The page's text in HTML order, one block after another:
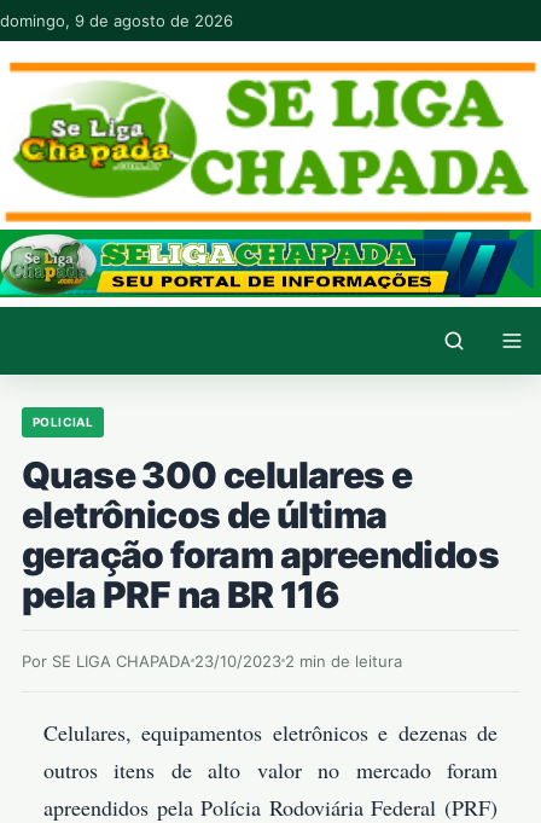
Pular para o conteúdo
domingo, 9 de agosto de 2026
POLICIAL
Quase 300 celulares e
eletrônicos de última
geração foram apreendidos
pela PRF na BR 116
Por SE LIGA CHAPADA 23/10/2023 2 min de leitura
Celulares, equipamentos eletrônicos e dezenas de
outros itens de alto valor no mercado foram
apreendidos pela Polícia Rodoviária Federal (PRF)